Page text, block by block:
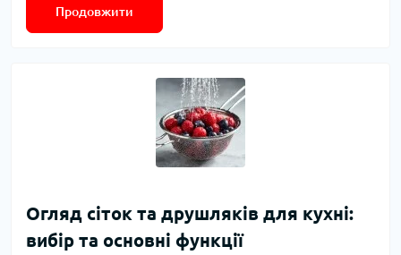
Продовжити
Огляд сіток та друшляків для кухні:
вибір та основні функції